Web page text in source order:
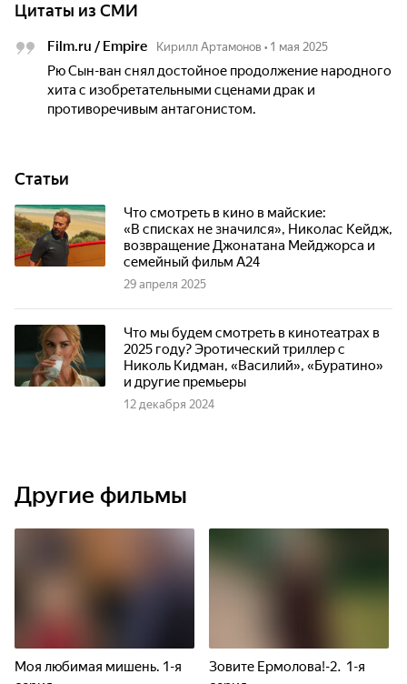
Цитаты из СМИ
Film.ru / Empire Кирилл Артамонов • 1 мая 2025
Рю Сын-ван снял достойное продолжение народного
хита с изобретательными сценами драк и
противоречивым антагонистом.
Статьи
Что смотреть в кино в майские:
«В списках не значился», Николас Кейдж,
возвращение Джонатана Мейджорса и
семейный фильм А24
29 апреля 2025
Что мы будем смотреть в кинотеатрах в
2025 году? Эротический триллер с
Николь Кидман, «Василий», «Буратино»
и другие премьеры
12 декабря 2024
Другие фильмы
Моя любимая мишень. 1-я
Зовите Ермолова!-2. 1-я